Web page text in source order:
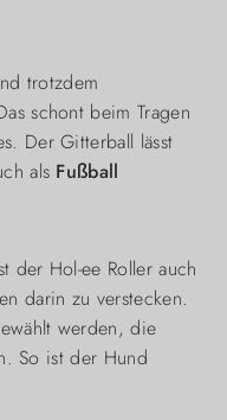
trotzdem
schont beim Tragen
Der Gitterball lässt
als Fußball
der Hol-ee Roller auch
darin zu verstecken.
werden, die
So ist der Hund